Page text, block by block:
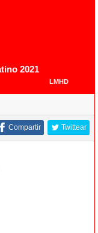
2021
LMHD
Twittear
Compartir